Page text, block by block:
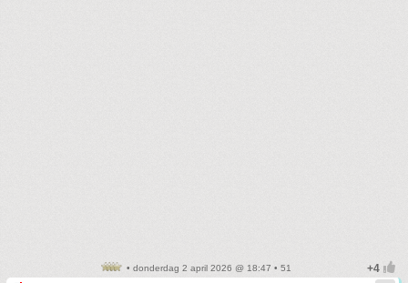
• donderdag 2 april 2026 @ 18:47 • 51